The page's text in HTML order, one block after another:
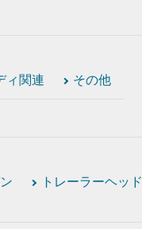
ィ関連 その他
トレーラーヘッド